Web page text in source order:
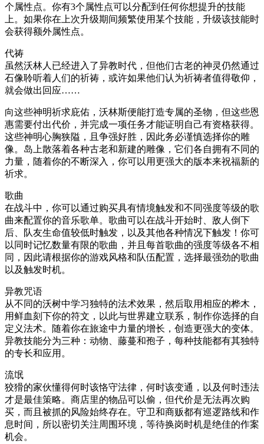
个属性点。你有3个属性点可以分配到任何你想提升的技能
上。如果你在上次升级期间频繁使用某个技能，升级该技能时
会获得额外属性点。
代祷
虽然沃林人已经进入了异教时代，但他们古老的神灵仍然通过
石像聆听着人们的祈祷，或许如果他们认为祈祷者值得敬仰，
就会做出回应……
向这些神明祈求庇佑，沃林斯便能打造专属的圣物，但这些恩
惠需要付出代价，并完成一项任务才能证明自己有资格获得。
这些神明心胸狭隘，且争强好胜，因此务必谨慎选择你的雕
像。岛上散落着各种古老和新建的雕像，它们各自拥有不同的
力量，随着你的不断深入，你可以用更强大的版本来祝福新的
祈求。
歌曲
在战斗中，你可以通过购买具有情境触发和不同强度等级的歌
曲来配置你的音乐歌单。歌曲可以在战斗开始时、敌人倒下
后、队友生命值较低时触发，以及其他各种情况下触发！你可
以同时记忆数量有限的歌曲，并且每首歌曲的强度等级各不相
同，因此请根据你的游戏风格和队伍配置，选择最强劲的歌曲
以及触发时机。
异教咒语
从不同的沃树中学习独特的法术效果，然后取用相应的桦木，
用鲜血刻下你的符文，以此与世界建立联系，制作你选择的自
定义法术。随着你在旅途中力量的增长，创造更强大的变体。
异教技能分为三种：动物、藤蔓和孢子，每种技能都有其独特
的专长和应用。
流氓
狡猾的家伙懂得何时该恪守法律，何时该变通，以及何时违法
才是最佳策略。商店里的物品可以偷，但代价是无法再次购
买，而且被抓的风险始终存在。守卫和商贩都有巡逻路线和作
息时间，所以密切关注周围环境，等待换岗时机是绝佳的作案
机会。